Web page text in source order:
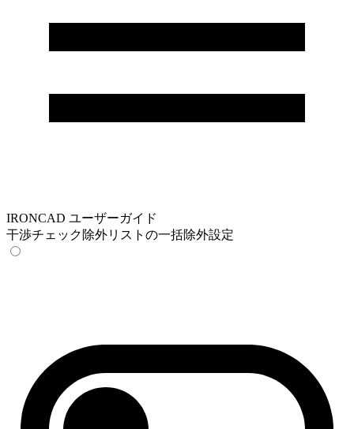
IRONCAD ユーザーガイド
干渉チェック除外リストの一括除外設定